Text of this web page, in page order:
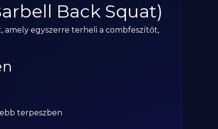
Back Squat)
egyszerre terheli a combfeszítőt,
terpeszben